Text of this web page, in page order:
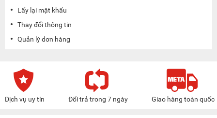
Lấy lại mật khẩu
Thay đổi thông tin
Quản lý đơn hàng
Dịch vụ uy tín Đổi trả trong 7 ngày Giao hàng toàn quốc